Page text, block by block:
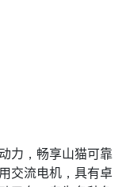
力，畅享山猫可靠
交流电机，具有卓